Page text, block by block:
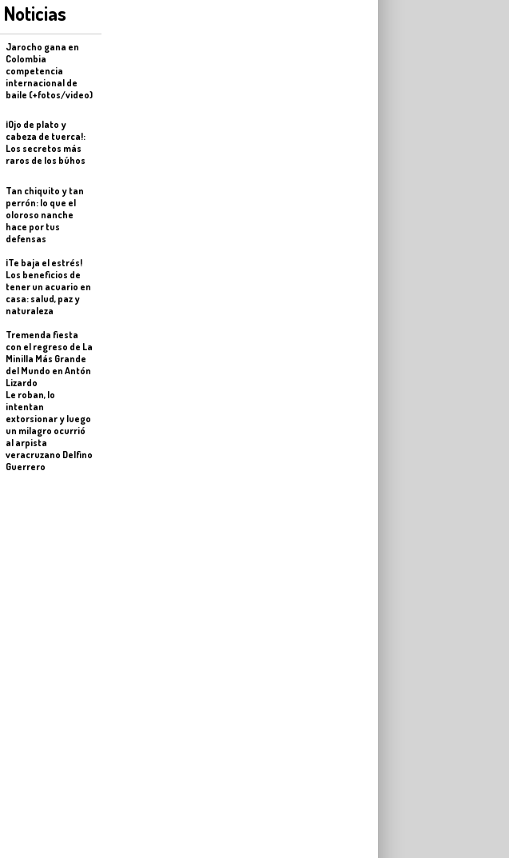
Noticias
Jarocho gana en
Colombia
competencia
internacional de
baile (+fotos/video)
¡Ojo de plato y
cabeza de tuerca!:
Los secretos más
raros de los búhos
Tan chiquito y tan
perrón: lo que el
oloroso nanche
hace por tus
defensas
¡Te baja el estrés!
Los beneficios de
tener un acuario en
casa: salud, paz y
naturaleza
Tremenda fiesta
con el regreso de La
Minilla Más Grande
del Mundo en Antón
Lizardo
Le roban, lo
intentan
extorsionar y luego
un milagro ocurrió
al arpista
veracruzano Delfino
Guerrero